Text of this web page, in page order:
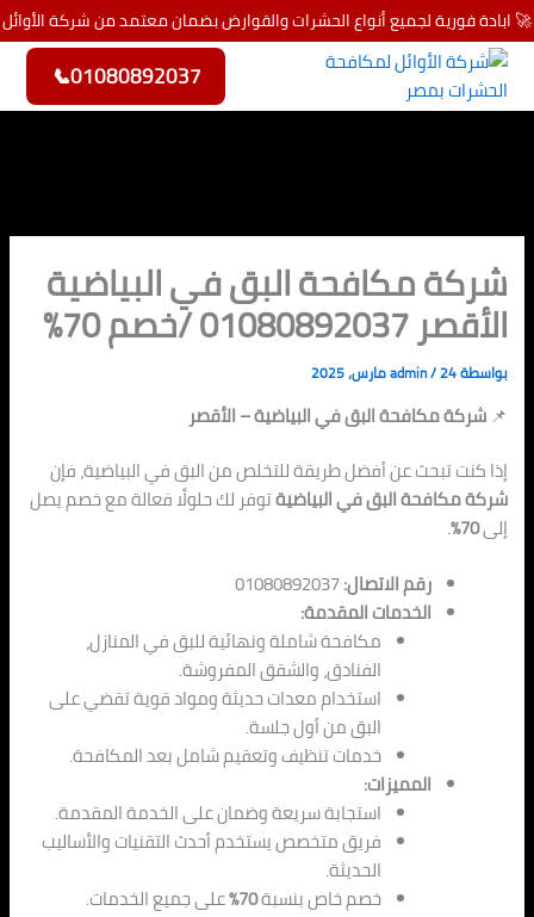
تخطي
إلى
المحتوى
🚀 ابادة فورية لجميع أنواع الحشرات والقوارض بضمان معتمد من شركة الأوائل
01080892037
📞
شركة مكافحة البق في البياضية
الأقصر 01080892037 /خصم 70%
بواسطة admin/24 مارس، 2025
📌شركة مكافحة البق في البياضية – الأقصر
إذا كنت تبحث عن أفضل طريقة للتخلص من البق في البياضية، فإن
شركة مكافحة البق في البياضيةتوفر لك حلولًا فعالة مع خصم يصل
إلى70%
.
رقم الاتصال:01080892037
الخدمات المقدمة:
مكافحة شاملة ونهائية للبق في المنازل،
الفنادق، والشقق المفروشة.
استخدام معدات حديثة ومواد قوية تقضي على
البق من أول جلسة.
خدمات تنظيف وتعقيم شامل بعد المكافحة.
المميزات:
استجابة سريعة وضمان على الخدمة المقدمة.
فريق متخصص يستخدم أحدث التقنيات والأساليب
الحديثة.
خصم خاص بنسبة70% على جميع الخدمات.